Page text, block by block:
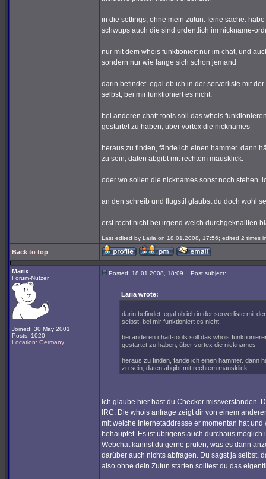
in die settings, ohne mein zutun. feine sache.
schwups auch die sind ordentlich im nickname-
nur mit dem whois funktioniert nur im chat, und
sondern nur wie lange sich schon jemand
darin befindet. egal ob ich in der serverliste mit
selbst, bei mir funktioniert es nicht.
bei anderen chatt-tools soll das whois
gestartet zu haben, über vortex die nicknames
heraus zu finden, fände ich einen hammer. dann
zu sein, daten abgibt mit rechtem mausklick.
oder wo sollen die nicknames sonst noch stehen.
an den schreib und flugstil glaubst du doch wohl
erst recht nicht bei irgend welch durchgeknallten
Last edited by Laria on 18.01.2008, 17:56; edited 2 times
Back to top
Marix
Forum-Nutzer
Joined: 30 May 2001
Posts: 1020
Location: Germany
Posted: 18.01.2008, 18:09 Post subject:
Laria wrote:
darin befindet. egal ob ich in der serverliste mit
selbst, bei mir funktioniert es nicht.
bei anderen chatt-tools soll das whois
gestartet zu haben, über vortex die nicknames
heraus zu finden, fände ich einen hammer. dann
zu sein, daten abgibt mit rechtem mausklick.
Ich glaube hier hast du Checkor missverstanden.
IRC. Die whois anfrage zeigt dir von einem
mit welche Internetaddresse er momentan hat
behauptet. Es ist übrigens auch durchaus
Webchat kannst du gerne prüfen, was es dann
darüber auch nichts abfragen. Du sagst ja selbst,
also ohne dein Zutun starten solltest du das